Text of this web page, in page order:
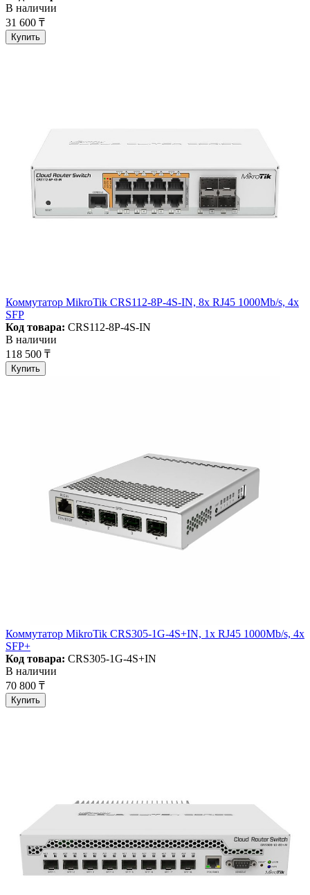
В наличии
31 600 ₸
Купить
Коммутатор MikroTik CRS112-8P-4S-IN, 8x RJ45 1000Mb/s, 4x
SFP
Код товара: CRS112-8P-4S-IN
В наличии
118 500 ₸
Купить
Коммутатор MikroTik CRS305-1G-4S+IN, 1x RJ45 1000Mb/s, 4x
SFP+
Код товара: CRS305-1G-4S+IN
В наличии
70 800 ₸
Купить